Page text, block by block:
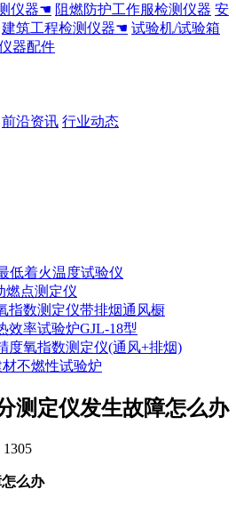
仪器☚ 阻燃防护工作服检测仪器 安
建筑工程检测仪器☚ 试验机/试验箱
器配件
前沿资讯 行业动态
低着火温度试验仪
燃点测定仪
指数测定仪带排烟通风橱
效率试验炉GJL-18型
度氧指数测定仪(通风+排烟)
不燃性试验炉
测定仪发生故障怎么办
1305
么办